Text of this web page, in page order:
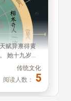
7
制造冤狱者的下场（四） 相术奇人——许负